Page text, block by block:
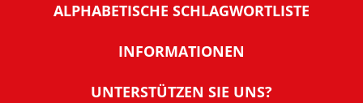
ALPHABETISCHE SCHLAGWORTLISTE
INFORMATIONEN
Warum NachDenkSeiten
UNTERSTÜTZEN SIE UNS?